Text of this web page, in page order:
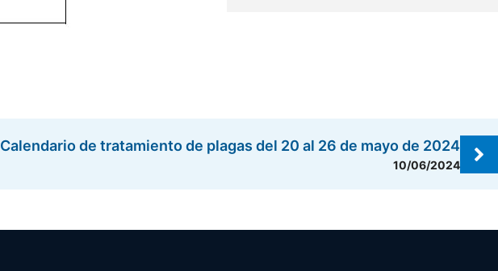
Calendario de tratamiento de plagas del 20 al 26 de mayo de 2024
10/06/2024